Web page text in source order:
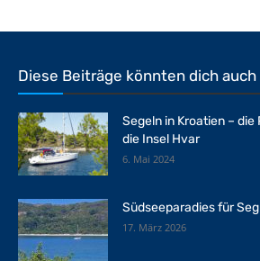
Diese Beiträge könnten dich
Segeln in Kroatien –
die Insel Hvar
6. Mai 2024
Südseeparadies für
17. März 2026